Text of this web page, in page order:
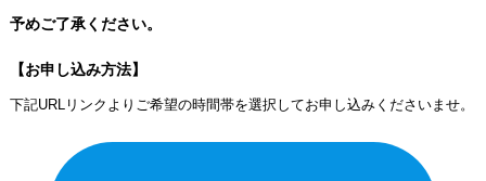
予めご了承ください。
【お申し込み方法】
下記URLリンクよりご希望の時間帯を選択してお申し込みくださいませ。